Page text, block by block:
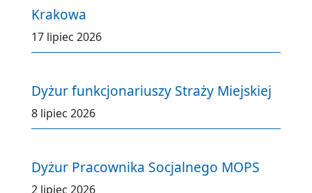
Krakowa
17 lipiec 2026
Dyżur funkcjonariuszy Straży Miejskiej
8 lipiec 2026
Dyżur Pracownika Socjalnego MOPS
2 lipiec 2026